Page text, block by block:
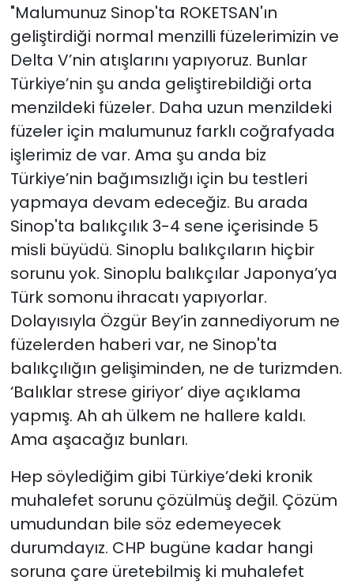
"Malumunuz Sinop'ta ROKETSAN'ın
geliştirdiği normal menzilli füzelerimizin ve
Delta V’nin atışlarını yapıyoruz. Bunlar
Türkiye’nin şu anda geliştirebildiği orta
menzildeki füzeler. Daha uzun menzildeki
füzeler için malumunuz farklı coğrafyada
işlerimiz de var. Ama şu anda biz
Türkiye’nin bağımsızlığı için bu testleri
yapmaya devam edeceğiz. Bu arada
Sinop'ta balıkçılık 3-4 sene içerisinde 5
misli büyüdü. Sinoplu balıkçıların hiçbir
sorunu yok. Sinoplu balıkçılar Japonya’ya
Türk somonu ihracatı yapıyorlar.
Dolayısıyla Özgür Bey’in zannediyorum ne
füzelerden haberi var, ne Sinop'ta
balıkçılığın gelişiminden, ne de turizmden.
‘Balıklar strese giriyor’ diye açıklama
yapmış. Ah ah ülkem ne hallere kaldı.
Ama aşacağız bunları.
Hep söylediğim gibi Türkiye’deki kronik
muhalefet sorunu çözülmüş değil. Çözüm
umudundan bile söz edemeyecek
durumdayız. CHP bugüne kadar hangi
soruna çare üretebilmiş ki muhalefet